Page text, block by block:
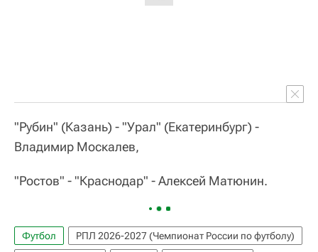
"Рубин" (Казань) - "Урал" (Екатеринбург) -
Владимир Москалев,
"Ростов" - "Краснодар" - Алексей Матюнин.
Футбол
РПЛ 2026-2027 (Чемпионат России по футболу)